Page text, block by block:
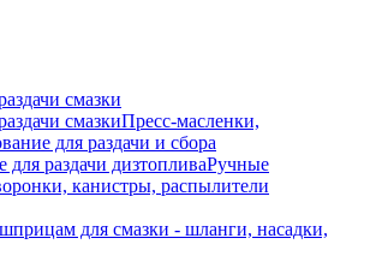
смазки
смазкиПресс-масленки,
для раздачи и сбора
для раздачи дизтопливаРучные
канистры, распылители
для смазки - шланги, насадки,